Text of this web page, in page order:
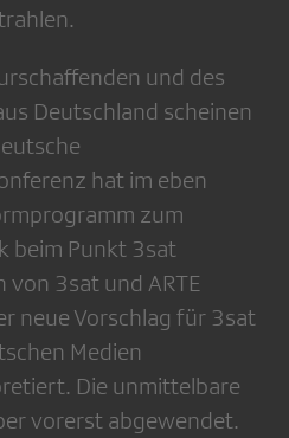
und des
Deutschland scheinen
hat im eben
zum
beim Punkt 3sat
von 3sat und ARTE
neue Vorschlag für 3sat
Medien
Die unmittelbare
vorerst abgewendet.